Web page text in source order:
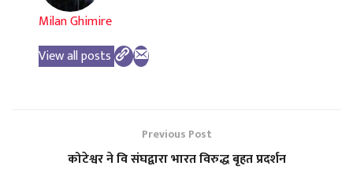
Milan Ghimire
View all posts
Previous Post
कोटेश्वर ने वि संघद्वारा भारत विरुद्ध बृहत प्रदर्शन